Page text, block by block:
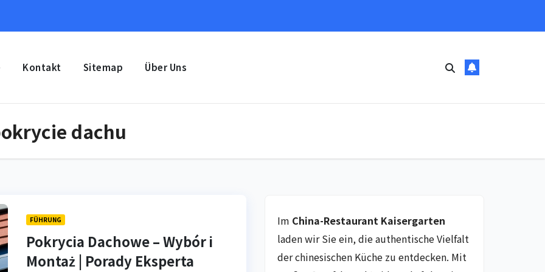
Kontakt Sitemap Über Uns
dachu
FÜHRUNG
Pokrycia Dachowe – Wybór i
Montaż | Porady Eksperta
Im China-Restaurant Kaisergarten
laden wir Sie ein, die authentische Vielfalt
der chinesischen Küche zu entdecken. Mit